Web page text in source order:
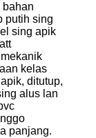
bahan
putih sing
sing apik
kelas
ditutup,
alus lan
panjang.